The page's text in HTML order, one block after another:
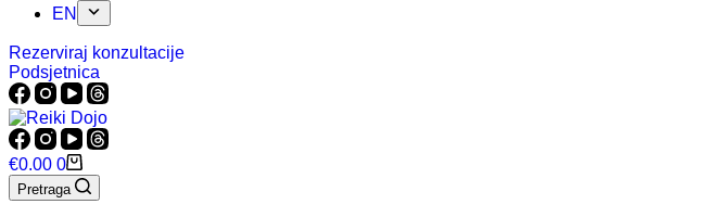
EN
Rezerviraj konzultacije
Podsjetnica
Košarica
€0.00 0
Pretraga